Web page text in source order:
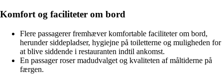
Komfort og faciliteter om bord
Flere passagerer fremhæver komfortable faciliteter om bord,
herunder siddepladser, hygiejne på toiletterne og muligheden for
at blive siddende i restauranten indtil ankomst.
En passager roser madudvalget og kvaliteten af måltiderne på
færgen.